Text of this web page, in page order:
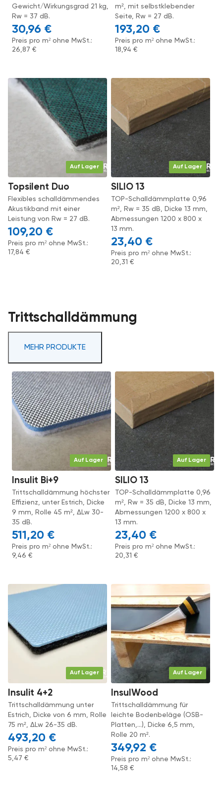
Gewicht/Wirkungsgrad 21 kg,
Rw = 37 dB.
30,96 €
Preis pro m² ohne MwSt.:
26,87€
m², mit selbstklebender
Seite, Rw = 27 dB.
193,20 €
Preis pro m² ohne MwSt.:
18,94€
Auf Lager
Topsilent Duo
Flexibles schalldämmendes
Akustikband mit einer
Leistung von Rw = 27 dB.
109,20 €
Preis pro m² ohne MwSt.:
17,84 €
Auf Lager
SILIO 13
TOP-Schalldämmplatte 0,96
m², Rw = 35 dB, Dicke 13 mm,
Abmessungen 1200 x 800 x
13 mm.
23,40 €
Preis pro m² ohne MwSt.:
20,31 €
Trittschalldämmung
MEHR PRODUKTE
Auf Lager
Insulit Bi+9
Trittschalldämmung höchster
Effizienz, unter Estrich, Dicke
9 mm, Rolle 45 m², ΔLw 30-
35 dB.
511,20 €
Preis pro m² ohne MwSt.:
9,46€
Auf Lager
SILIO 13
TOP-Schalldämmplatte 0,96
m², Rw = 35 dB, Dicke 13 mm,
Abmessungen 1200 x 800 x
13 mm.
23,40 €
Preis pro m² ohne MwSt.:
20,31€
Auf Lager
Insulit 4+2
Trittschalldämmung unter
Estrich, Dicke von 6 mm, Rolle
75 m², ΔLw 26-35 dB.
493,20 €
Preis pro m² ohne MwSt.:
5,47 €
Auf Lager
InsulWood
Trittschalldämmung für
leichte Bodenbeläge (OSB-
Platten,...), Dicke 6,5 mm,
Rolle 20 m².
349,92 €
Preis pro m² ohne MwSt.:
14,58 €